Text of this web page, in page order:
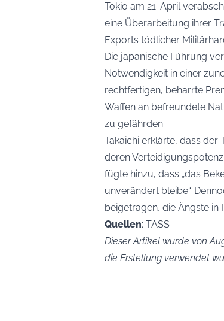
Tokio am 21. April
eine Überarbeitung ihrer
Exports tödlicher
Die japanische Führung
Notwendigkeit in einer
rechtfertigen, beharrte
Waffen an befreundete
zu gefährden.
Takaichi erklärte, dass der
deren
fügte hinzu, dass „das
unverändert bleibe“.
beigetragen, die Ängste in
Quellen: TASS
Dieser Artikel wurde von
die Erstellung verwendet